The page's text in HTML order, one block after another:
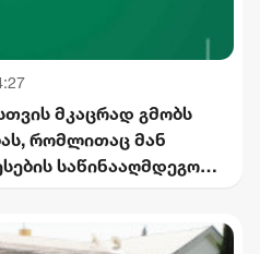
მკაცრად გმობს
რომლითაც მან
საწინააღმდეგოდ